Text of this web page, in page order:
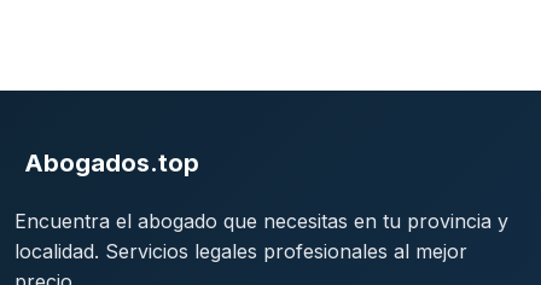
Abogados.top
Encuentra el abogado que necesitas en tu provincia y
localidad. Servicios legales profesionales al mejor